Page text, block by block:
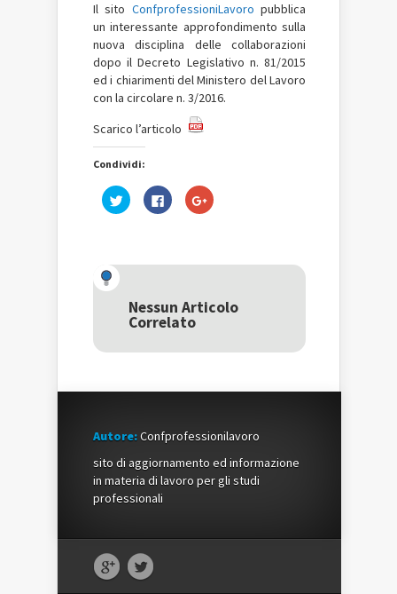
Il sito ConfprofessioniLavoro pubblica
un interessante approfondimento sulla
nuova disciplina delle collaborazioni
dopo il Decreto Legislativo n. 81/2015
ed i chiarimenti del Ministero del Lavoro
con la circolare n. 3/2016.
Scarico l’articolo
Condividi:
Fai
clic
una
nuova
finestra)
Fai
clic
nuova
finestra)
Fai
clic
una
nuova
Nessun Articolo
Correlato
Autore:Confprofessionilavoro
sito di aggiornamento ed informazione
in materia di lavoro per gli studi
professionali